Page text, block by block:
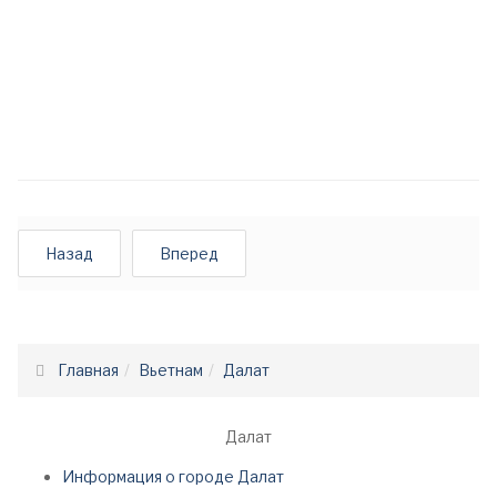
Назад Вперед
Главная Вьетнам Далат
Далат
Информация о городе Далат